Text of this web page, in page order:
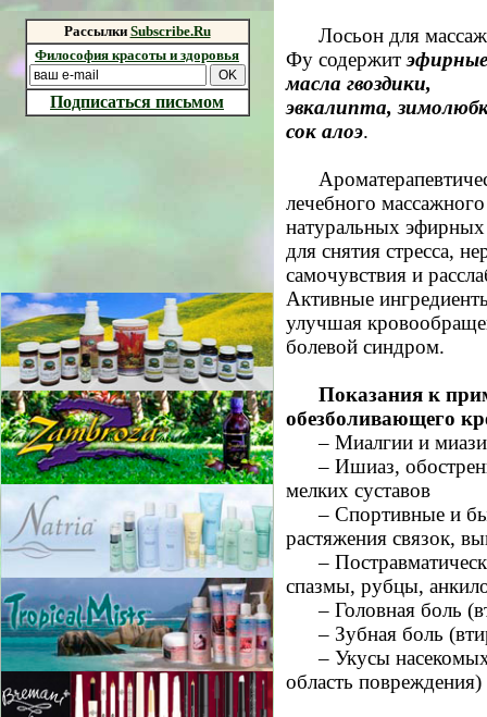
Рассылки Subscribe.Ru
Философия красоты и здоровья
Подписаться письмом
Лосьон для
Фу содержитэфирные
масла гвоздики,
эвкалипта,
сок алоэ.
лечебного
натуральных эфирных
для снятия стресса,
самочувствия и
Активные
улучшая
болевой синдром.
Показания к
обезболивающего
– Миалгии и
– Ишиаз,
мелких суставов
– Спортивные и
растяжения связок,
–
спазмы, рубцы,
– Головная боль
– Зубная боль
– Укусы
область повреждения)